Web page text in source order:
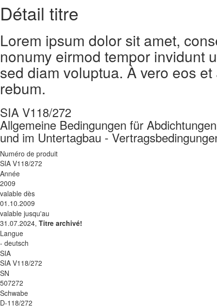
Détail titre
Lorem ipsum dolor sit amet,
nonumy eirmod tempor invidunt
sed diam voluptua. À vero eos
rebum.
SIA V118/272
Allgemeine Bedingungen für
und im Untertagbau -
Numéro de produit
SIA V118/272
Année
2009
valable dès
01.10.2009
valable jusqu'au
31.07.2024, Titre archivé!
Langue
- deutsch
SIA
SIA V118/272
SN
507272
Schwabe
D-118/272